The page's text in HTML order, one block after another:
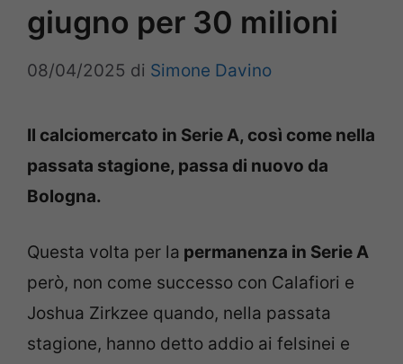
giugno per 30 milioni
08/04/2025 di Simone Davino
Il calciomercato in Serie A, così come nella
passata stagione, passa di nuovo da
Bologna.
Questa volta per la permanenza in Serie A
però, non come successo con Calafiori e
Joshua Zirkzee quando, nella passata
stagione, hanno detto addio ai felsinei e